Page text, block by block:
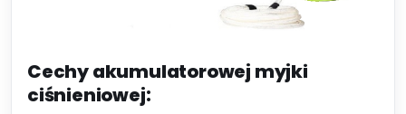
Cechy akumulatorowej myjki
ciśnieniowej: